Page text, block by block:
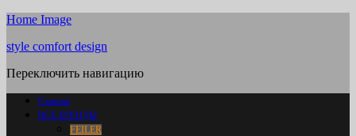
Home Image
style comfort design
Переключить навигацию
Главная
ВСЕ БРЕНДЫ
FEILER